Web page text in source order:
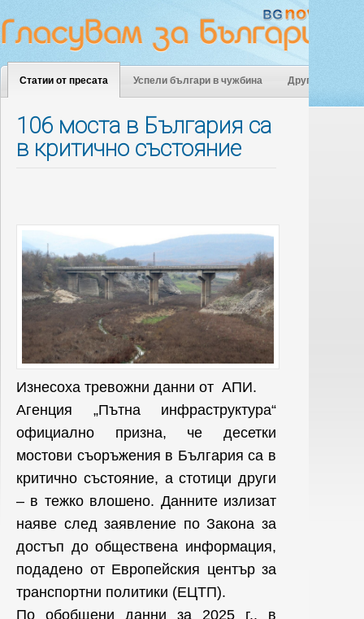
Статии от пресата Успели българи в чужбина Други
106 моста в България са
в критично състояние
Изнесоха тревожни данни от АПИ.
Агенция „Пътна инфраструктура“
официално призна, че десетки
мостови съоръжения в България са в
критично състояние, а стотици други
– в тежко влошено. Данните излизат
наяве след заявление по Закона за
достъп до обществена информация,
подадено от Европейския център за
транспортни политики (ЕЦТП).
По обобщени данни за 2025 г., в